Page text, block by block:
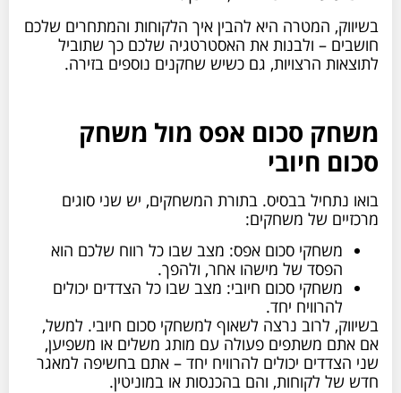
בשיווק, המטרה היא להבין איך הלקוחות והמתחרים שלכם
חושבים – ולבנות את האסטרטגיה שלכם כך שתוביל
לתוצאות הרצויות, גם כשיש שחקנים נוספים בזירה.
משחק סכום אפס מול משחק
סכום חיובי
בואו נתחיל בבסיס. בתורת המשחקים, יש שני סוגים
מרכזיים של משחקים:
משחקי סכום אפס: מצב שבו כל רווח שלכם הוא
הפסד של מישהו אחר, ולהפך.
משחקי סכום חיובי: מצב שבו כל הצדדים יכולים
להרוויח יחד.
בשיווק, לרוב נרצה לשאוף למשחקי סכום חיובי. למשל,
אם אתם משתפים פעולה עם מותג משלים או משפיען,
שני הצדדים יכולים להרוויח יחד – אתם בחשיפה למאגר
חדש של לקוחות, והם בהכנסות או במוניטין.